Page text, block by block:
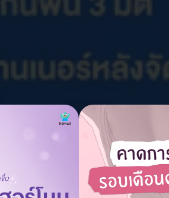
ะล่าง
ครุ , บางขุนเทียน , ปทุมธานี , ขอนแก่น ,
ค , MRT พหลโยธิน , MRT สวนจตุจักร